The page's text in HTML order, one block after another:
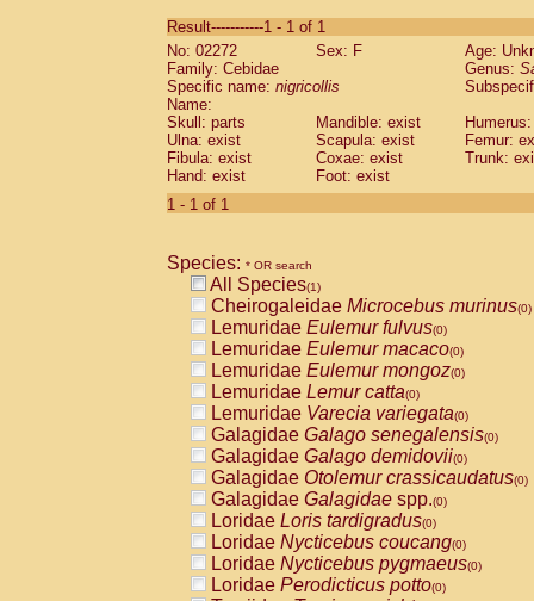
CebidaeSaguinus labiatus(0)
Cebidae Saguinus leucopus (0)
Cebidae
CebidaeSaguinus mystax
Cebidae Saguinus nigricollis (1)
Cebidae Saguinus oedipus
Cebidae Saguinus weddelli
Cebidae Saguinusspp.
Cebidae
CebidaeCebus capucinus
CebidaeCebus nigrivittatus
CebidaeCebus spp.(0)
CebidaeSaimiri boliviensis(0)
CebidaeSaimiri sciureus(0)
AtelidaeAlouatta caraya(0)
AtelidaeAlouatta fusca(0)
AtelidaeAlouatta seniculus(0)
AtelidaeAlouattaspp.(0)
AtelidaeAteles belzebuth(0)
AtelidaeAteles geoffroyi(0)
AtelidaeAteles paniscus(0)
AtelidaeAtelesspp.(0)
AtelidaeLagothrix lagothricha(0)
AtelidaeLagothrix lagothricha cana
PitheciidaeCacajao calvus
Result-----------1 - 1 of 1
No: 02272
Sex: F
Age:
Family: Cebidae
Genus:
Specific name: nigricollis
Name:
Skull: parts
Mandible: exist
Ulna: exist
Scapula: exist
Femur:
Fibula: exist
Coxae: exist
Trunk:
Hand: exist
Foot: exist
1 - 1 of 1
Species: * OR search
All Species(1)
Cheirogaleidae Microcebus murinus(0)
Lemuridae Eulemur fulvus(0)
Lemuridae Eulemur macaco(0)
Lemuridae Eulemur mongoz(0)
Lemuridae Lemur catta(0)
Lemuridae Varecia variegata(0)
Galagidae Galago senegalensis(0)
Galagidae Galago demidovii(0)
Galagidae Otolemur crassicaudatus(0)
Galagidae Galagidae spp.(0)
Loridae Loris tardigradus(0)
Loridae Nycticebus coucang(0)
Loridae Nycticebus pygmaeus(0)
Loridae Perodicticus potto(0)